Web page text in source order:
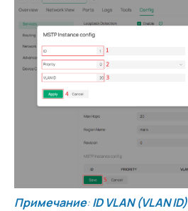
Примечание:ID VLAN (VLAN ID)